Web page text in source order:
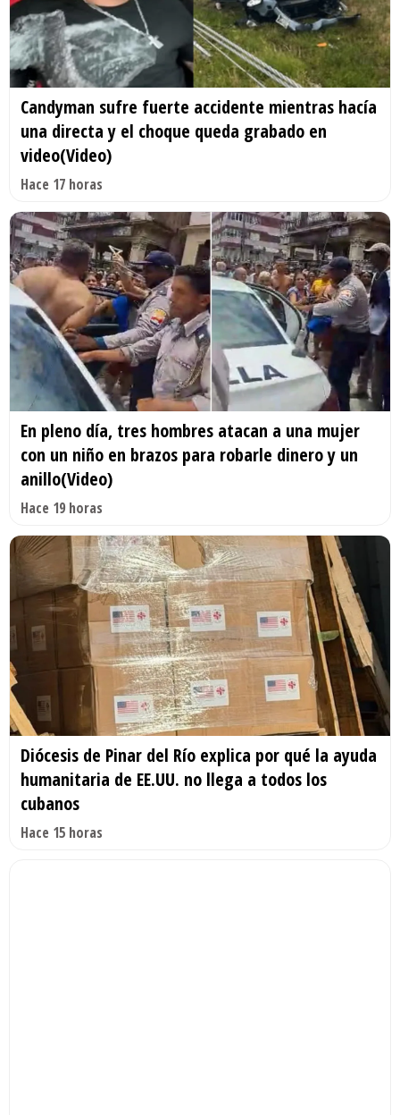
Candyman sufre fuerte accidente mientras hacía
una directa y el choque queda grabado en
video(Video)
Hace 17 horas
En pleno día, tres hombres atacan a una mujer
con un niño en brazos para robarle dinero y un
anillo(Video)
Hace 19 horas
Diócesis de Pinar del Río explica por qué la ayuda
humanitaria de EE.UU. no llega a todos los
cubanos
Hace 15 horas